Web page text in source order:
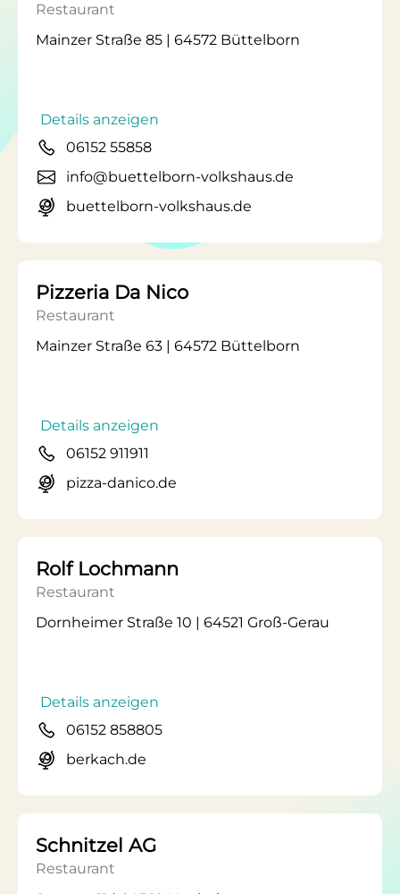
Restaurant
Mainzer Straße 85 | 64572 Büttelborn
Details anzeigen
06152 55858
info@buettelborn-volkshaus.de
buettelborn-volkshaus.de
Pizzeria Da Nico
Restaurant
Mainzer Straße 63 | 64572 Büttelborn
Details anzeigen
06152 911911
pizza-danico.de
Rolf Lochmann
Restaurant
Dornheimer Straße 10 | 64521 Groß-Gerau
Details anzeigen
06152 858805
berkach.de
Schnitzel AG
Restaurant